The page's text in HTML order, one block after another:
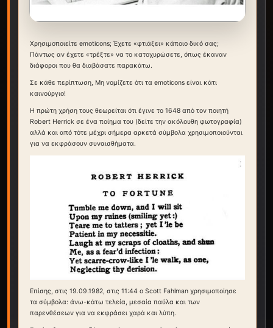
Χρησιμοποιείτε emoticons; Έχετε «φτιάξει» κάποιο δικό σας;
Πάντως αν έχετε «τρέξτε» να το κατοχυρώσετε, όπως έκαναν
διάφοροι που θα διαβάσατε παρακάτω.
Σε κάθε περίπτωση, Μη νομίζετε ότι τα emoticons είναι κάτι
καινούργιο!
Η πρώτη χρήση τους θεωρείται ότι έγινε το 1648 από τον ποιητή
Robert Herrick σε ένα ποίημα του (δείτε την ακόλουθη φωτογραφία)
αλλά και από τότε μέχρι σήμερα αρκετά σύμβολα χρησιμοποιούνται
για να εκφράσουν συναισθήματα.
Επίσης, στις 19.09.1982, στις 11:44 ο Scott Fahlman χρησιμοποίησε
τα σύμβολα: άνω-κάτω τελεία, μεσαία παύλα και των
παρενθέσεων για να εκφράσει χαρά και λύπη.